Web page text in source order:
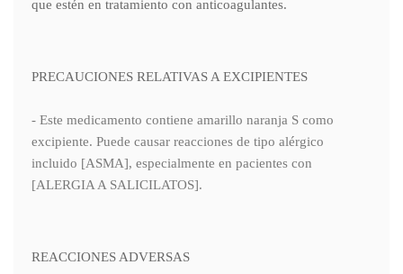
que estén en tratamiento con anticoagulantes.
PRECAUCIONES RELATIVAS A EXCIPIENTES
- Este medicamento contiene amarillo naranja S como
excipiente. Puede causar reacciones de tipo alérgico
incluido [ASMA], especialmente en pacientes con
[ALERGIA A SALICILATOS].
REACCIONES ADVERSAS